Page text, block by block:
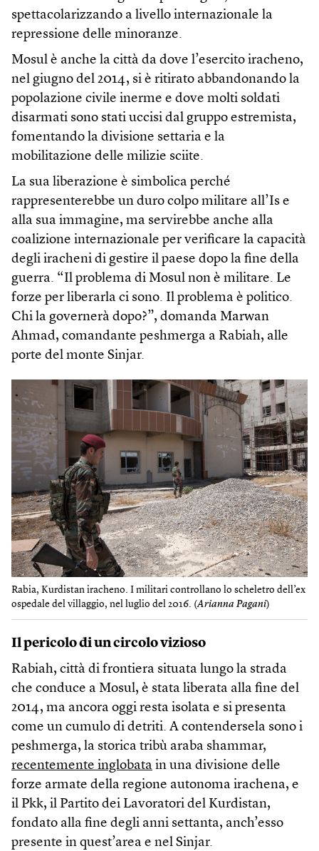
spettacolarizzando a livello internazionale la
repressione delle minoranze.
Mosul è anche la città da dove l’esercito iracheno,
nel giugno del 2014, si è ritirato abbandonando la
popolazione civile inerme e dove molti soldati
disarmati sono stati uccisi dal gruppo estremista,
fomentando la divisione settaria e la
mobilitazione delle milizie sciite.
La sua liberazione è simbolica perché
rappresenterebbe un duro colpo militare all’Is e
alla sua immagine, ma servirebbe anche alla
coalizione internazionale per verificare la capacità
degli iracheni di gestire il paese dopo la fine della
guerra. “Il problema di Mosul non è militare. Le
forze per liberarla ci sono. Il problema è politico.
Chi la governerà dopo?”, domanda Marwan
Ahmad, comandante peshmerga a Rabiah, alle
porte del monte Sinjar.
Rabia, Kurdistan iracheno. I militari controllano lo scheletro dell’ex
ospedale del villaggio, nel luglio del 2016. (Arianna Pagani)
Il pericolo di un circolo vizioso
Rabiah, città di frontiera situata lungo la strada
che conduce a Mosul, è stata liberata alla fine del
2014, ma ancora oggi resta isolata e si presenta
come un cumulo di detriti. A contendersela sono i
peshmerga, la storica tribù araba shammar,
recentemente inglobata in una divisione delle
forze armate della regione autonoma irachena, e
il Pkk, il Partito dei Lavoratori del Kurdistan,
fondato alla fine degli anni settanta, anch’esso
presente in quest’area e nel Sinjar.